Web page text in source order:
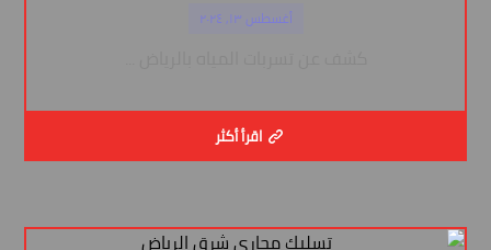
أغسطس ١٣, ٢٠٢٤
اقرأ أكثر